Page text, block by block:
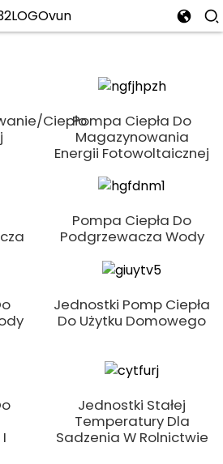
ciepłoPompa Ciepła Do
Magazynowania
Energii Fotowoltaicznej
Pompa Ciepła Do
Podgrzewacza Wody
Jednostki Pomp Ciepła
Do Użytku Domowego
Jednostki Stałej
Temperatury Dla
Sadzenia W Rolnictwie